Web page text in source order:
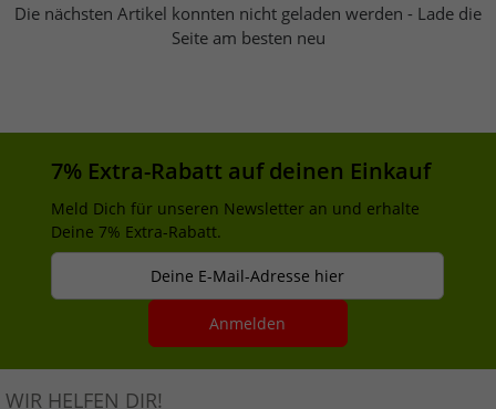
Die nächsten Artikel konnten nicht geladen werden - Lade die
Seite am besten neu
7% Extra-Rabatt auf deinen Einkauf
Meld Dich für unseren Newsletter an und erhalte
Deine 7% Extra-Rabatt.
Deine E-Mail-Adresse hier
Anmelden
WIR HELFEN DIR!